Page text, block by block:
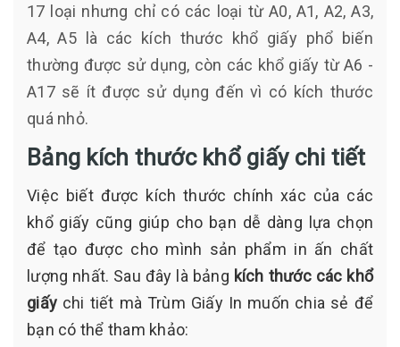
17 loại nhưng chỉ có các loại từ A0, A1, A2, A3,
A4, A5 là các kích thước khổ giấy phổ biến
thường được sử dụng, còn các khổ giấy từ A6 -
A17 sẽ ít được sử dụng đến vì có kích thước
quá nhỏ.
Bảng kích thước khổ giấy chi tiết
Việc biết được kích thước chính xác của các
khổ giấy cũng giúp cho bạn dễ dàng lựa chọn
để tạo được cho mình sản phẩm in ấn chất
lượng nhất. Sau đây là bảng kích thước các khổ
giấy chi tiết mà Trùm Giấy In muốn chia sẻ để
bạn có thể tham khảo: